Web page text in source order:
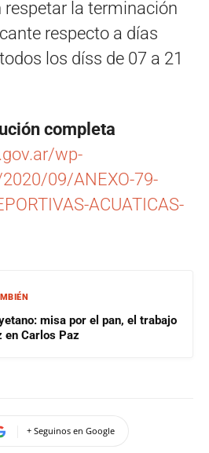
respetar la terminación
respecto a días
los díss de 07 a 21
completa
wp-
09/ANEXO-79-
ACUATICAS-
misa por el pan, el trabajo
en Carlos Paz
+ Seguinos en Google